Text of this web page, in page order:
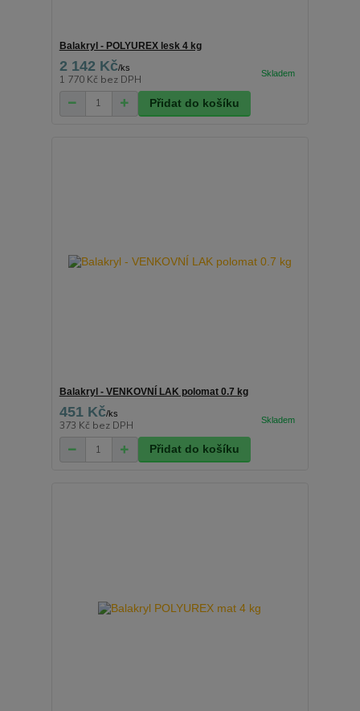
Balakryl - POLYUREX lesk 4 kg
2 142 Kč/ks
1 770 Kč bez DPH
Přidat do košíku
Balakryl - VENKOVNÍ LAK polomat 0.7 kg
451 Kč/ks
373 Kč bez DPH
Přidat do košíku